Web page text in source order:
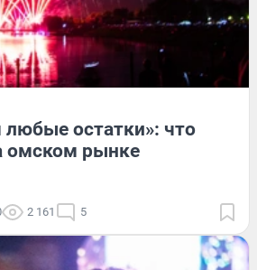
остатки»: что
омском рынке
2 161 5